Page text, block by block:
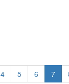
4 5 6 7